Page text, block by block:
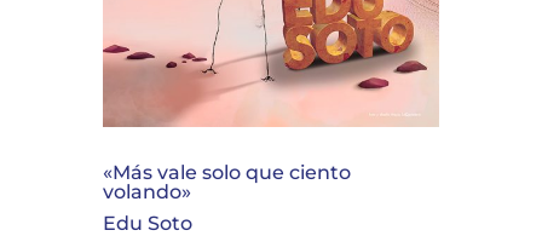
«Más vale solo que ciento
volando»
Edu Soto